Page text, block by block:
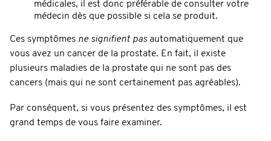
médicales, il est donc préférable de consulter votre
médecin dès que possible si cela se produit.
Ces symptômes ne signifient pas automatiquement que
vous avez un cancer de la prostate. En fait, il existe
plusieurs maladies de la prostate qui ne sont pas des
cancers (mais qui ne sont certainement pas agréables).
Par conséquent, si vous présentez des symptômes, il est
grand temps de vous faire examiner.